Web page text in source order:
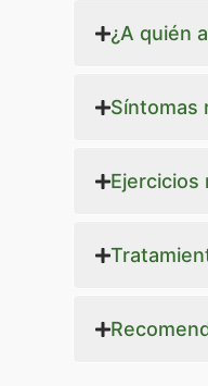
¿A quién
Síntomas
Ejercicios